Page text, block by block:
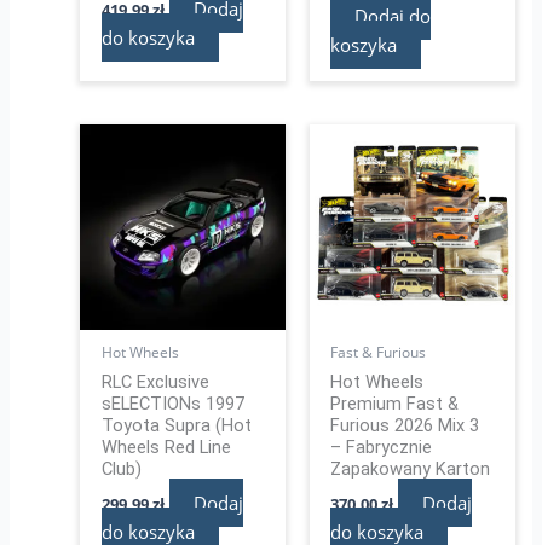
419,99zł
Dodaj
do koszyka
Dodaj do
koszyka
Hot Wheels
RLC Exclusive
sELECTIONs 1997
Toyota Supra (Hot
Wheels Red Line
Club)
299,99zł
Dodaj
do koszyka
Fast & Furious
Hot Wheels
Premium Fast &
Furious 2026 Mix 3
– Fabrycznie
Zapakowany Karton
370,00zł
Dodaj
do koszyka